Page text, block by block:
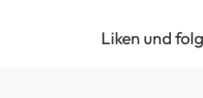
Liken und